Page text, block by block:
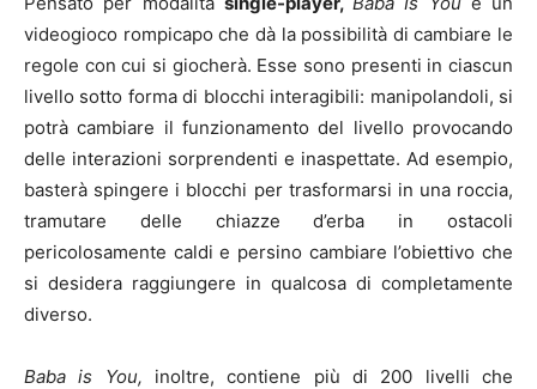
videogioco rompicapo che dà la possibilità di cambiare le
regole con cui si giocherà. Esse sono presenti in ciascun
livello sotto forma di blocchi interagibili: manipolandoli, si
potrà cambiare il funzionamento del livello provocando
delle interazioni sorprendenti e inaspettate. Ad esempio,
basterà spingere i blocchi per trasformarsi in una roccia,
tramutare delle chiazze d’erba in ostacoli
pericolosamente caldi e persino cambiare l’obiettivo che
si desidera raggiungere in qualcosa di completamente
diverso.
Baba is You, inoltre, contiene più di 200 livelli che